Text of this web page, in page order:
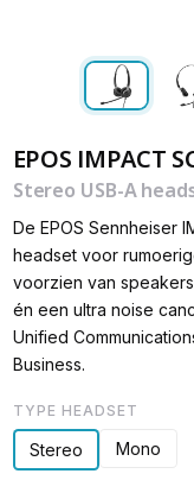
EPOS IMPACT
Stereo USB-A
De EPOS Sennheiser
headset voor
voorzien van
én een ultra noise
Unified
Business.
TYPE HEADSET
Stereo Mono